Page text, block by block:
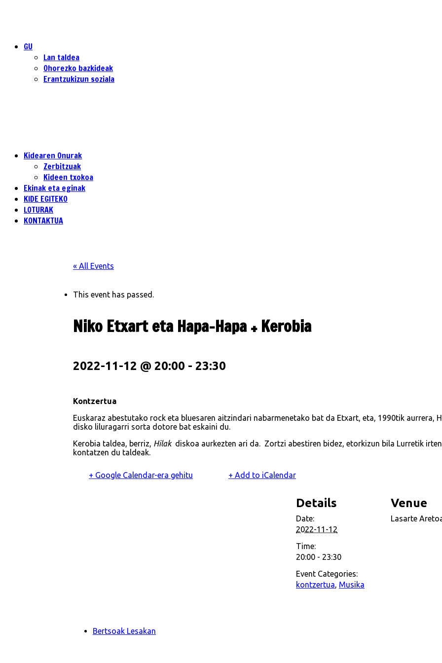
GU
Lan taldea
Ohorezko bazkideak
Erantzukizun soziala
Kidearen Onurak
Zerbitzuak
Kideen txokoa
Ekinak eta eginak
KIDE EGITEKO
LOTURAK
KONTAKTUA
« All Events
This event has passed.
Niko Etxart eta Hapa-Hapa + Kerobia
2022-11-12 @ 20:00 - 23:30
Kontzertua
Euskaraz abestutako rock eta bluesaren aitzindari nabarmenetako bat da Etxart, eta, 1990tik aurrera,
disko liluragarri sorta dotore bat eskaini du.
Kerobia taldea, berriz, Hilakdiskoa aurkezten ari da. Zortzi abestiren bidez, etorkizun bila Lurretik
kontatzen du taldeak.
+ Google Calendar-era gehitu + Add to iCalendar
Details
Date:
2022-11-12
Time:
20:00 - 23:30
Event Categories:
kontzertua, Musika
Venue
Lasarte
Bertsoak Lesakan